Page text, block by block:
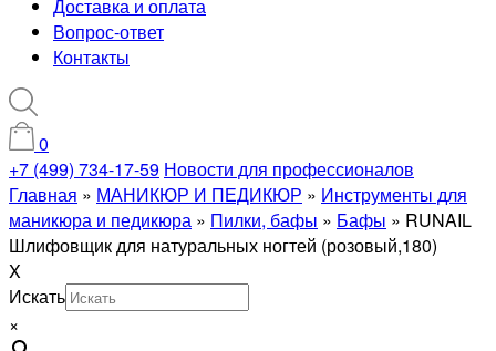
Доставка и оплата
Вопрос-ответ
Контакты
0
+7 (499) 734-17-59 Новости для профессионалов
Главная » МАНИКЮР И ПЕДИКЮР » Инструменты для
маникюра и педикюра » Пилки, бафы » Бафы » RUNAIL
Шлифовщик для натуральных ногтей (розовый,180)
X
Искать
×